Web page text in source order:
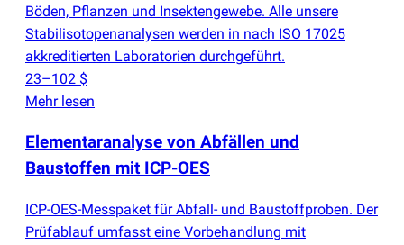
Böden, Pflanzen und Insektengewebe. Alle unsere
Stabilisotopenanalysen werden in nach ISO 17025
akkreditierten Laboratorien durchgeführt.
23–102 $
Mehr lesen
Elementaranalyse von Abfällen und
Baustoffen mit ICP-OES
ICP-OES-Messpaket für Abfall- und Baustoffproben. Der
Prüfablauf umfasst eine Vorbehandlung mit